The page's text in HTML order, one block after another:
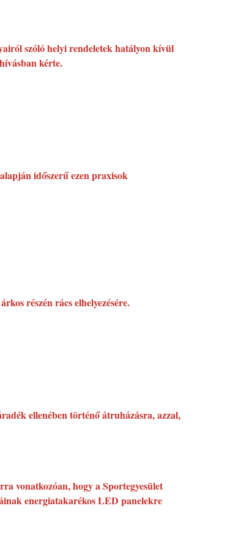
szóló helyi rendeletek hatályon kívül
kérte.
időszerű ezen praxisok
részén rács elhelyezésére.
ellenében történő átruházásra, azzal,
vonatkozóan, hogy a Sportegyesület
energiatakarékos LED panelekre